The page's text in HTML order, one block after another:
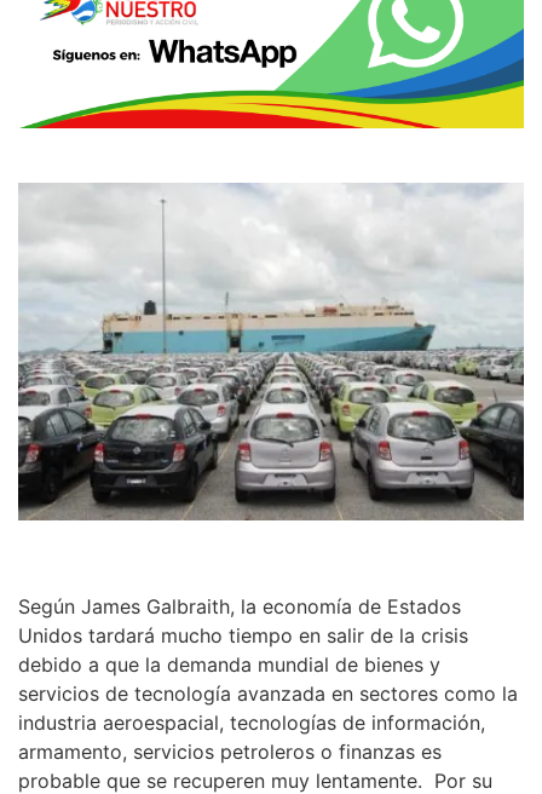
Según James Galbraith, la economía de Estados
Unidos tardará mucho tiempo en salir de la crisis
debido a que la demanda mundial de bienes y
servicios de tecnología avanzada en sectores como la
industria aeroespacial, tecnologías de información,
armamento, servicios petroleros o finanzas es
probable que se recuperen muy lentamente. Por su